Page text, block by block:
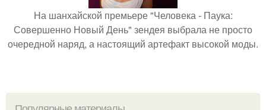
На шанхайской премьере "Человека - Паука:
Совершенно Новый День" зендея выбрала не просто
очередной наряд, а настоящий артефакт высокой моды.